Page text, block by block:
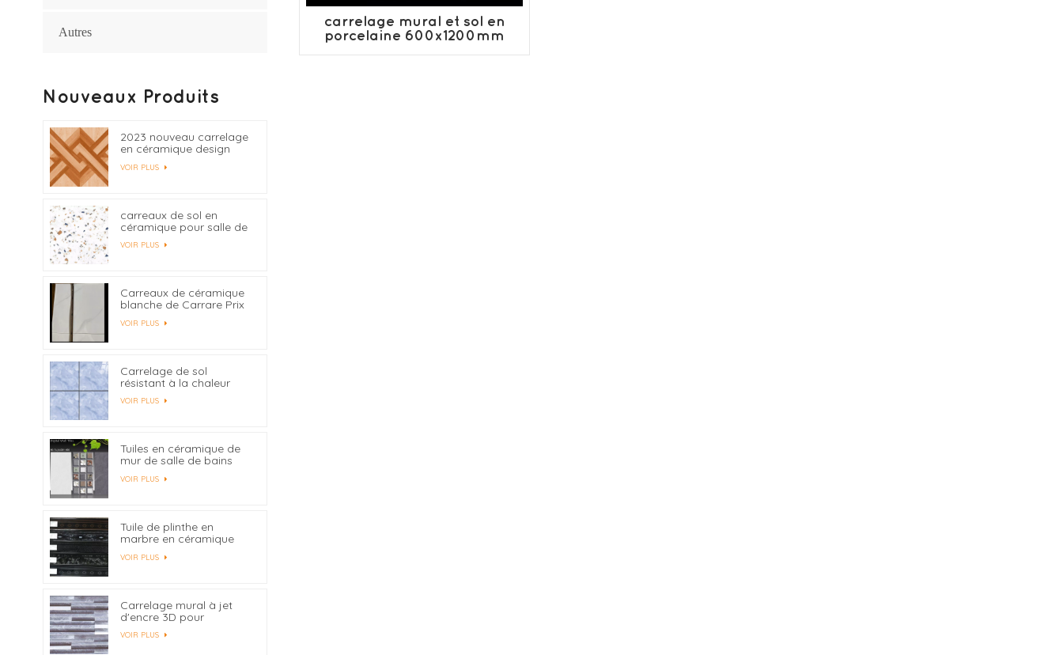
carrelage mural et sol en
porcelaine 600x1200mm
Autres
Nouveaux Produits
2023 nouveau carrelage
en céramique design
VOIR PLUS
carreaux de sol en
céramique pour salle de
bain en gros
VOIR PLUS
Carreaux de céramique
blanche de Carrare Prix
VOIR PLUS
Carrelage de sol
résistant à la chaleur
600x600,
approvisionnement
VOIR PLUS
Tuiles en céramique de
mur de salle de bains
d'encre de Digital de
du client
VOIR PLUS
Tuile de plinthe en
marbre en céramique
VOIR PLUS
Carrelage mural à jet
d'encre 3D pour
en gros
VOIR PLUS